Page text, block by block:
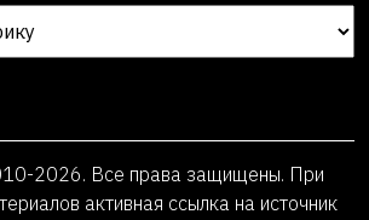
2026. Все права защищены. При
активная ссылка на источник